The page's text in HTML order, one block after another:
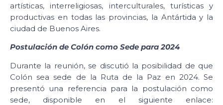
artísticas, interreligiosas, interculturales, turísticas y
productivas en todas las provincias, la Antártida y la
ciudad de Buenos Aires.
Postulación de Colón como Sede para 2024
Durante la reunión, se discutió la posibilidad de que
Colón sea sede de la Ruta de la Paz en 2024. Se
presentó una referencia para la postulación como
sede, disponible en el siguiente enlace: